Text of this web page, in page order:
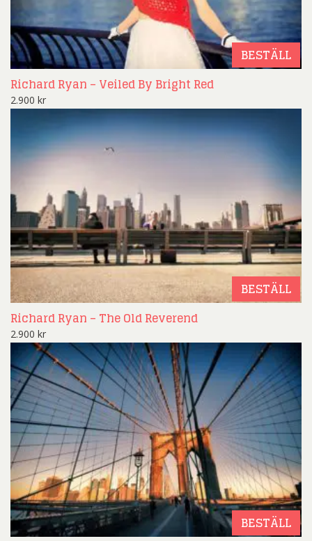
BESTÄLL
Richard Ryan – Veiled By Bright Red
2.900 kr
BESTÄLL
Richard Ryan – The Old Reverend
2.900 kr
BESTÄLL